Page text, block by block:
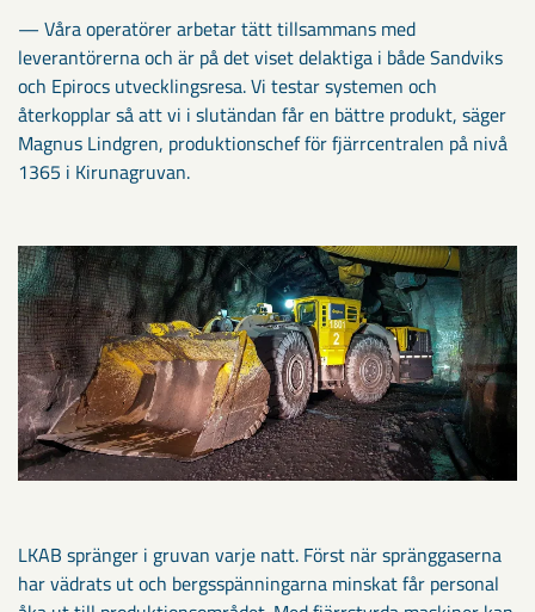
— Våra operatörer arbetar tätt tillsammans med
leverantörerna och är på det viset delaktiga i både Sandviks
och Epirocs utvecklingsresa. Vi testar systemen och
återkopplar så att vi i slutändan får en bättre produkt, säger
Magnus Lindgren, produktionschef för fjärrcentralen på nivå
1365 i Kirunagruvan.
LKAB spränger i gruvan varje natt. Först när spränggaserna
har vädrats ut och bergsspänningarna minskat får personal